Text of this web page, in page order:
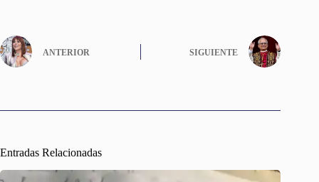
ANTERIOR SIGUIENTE
Entradas Relacionadas